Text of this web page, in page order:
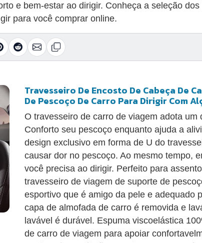
e bem‑estar ao dirigir. Conheça a seleção
para você comprar online.
Travesseiro De Encosto De Cabeça De
De Pescoço De Carro Para Dirigir Com
O travesseiro de carro de viagem adota
Conforto seu pescoço enquanto ajuda a
design exclusivo em forma de U do
causar dor no pescoço. Ao mesmo tempo,
você precisa ao dirigir. Perfeito para
travesseiro de viagem de suporte de
esportivo que é amigo da pele e adequado
capa de almofada de carro é removida e
lavável é durável. Espuma viscoelástica
de carro de viagem para apoiar